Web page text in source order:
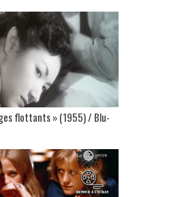
flottants » (1955) / Blu-